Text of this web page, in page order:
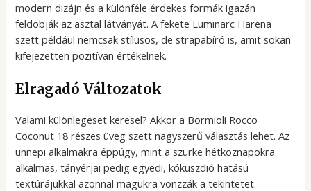
modern dizájn és a különféle érdekes formák igazán
feldobják az asztal látványát. A fekete Luminarc Harena
szett például nemcsak stílusos, de strapabíró is, amit sokan
kifejezetten pozitívan értékelnek.
Elragadó Változatok
Valami különlegeset keresel? Akkor a Bormioli Rocco
Coconut 18 részes üveg szett nagyszerű választás lehet. Az
ünnepi alkalmakra éppúgy, mint a szürke hétköznapokra
alkalmas, tányérjai pedig egyedi, kókuszdió hatású
textúrájukkal azonnal magukra vonzzák a tekintetet.